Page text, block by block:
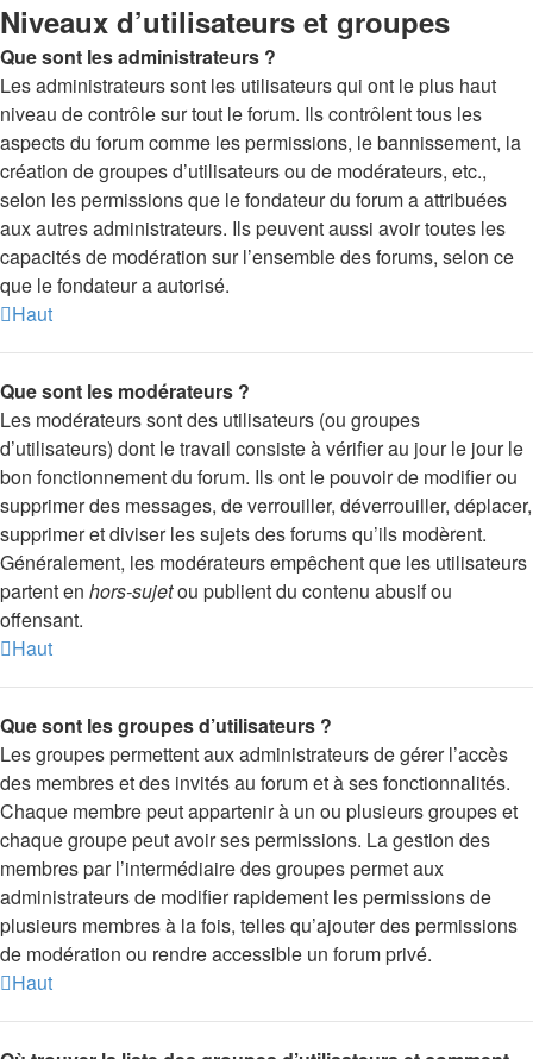
Niveaux d’utilisateurs et groupes
Que sont les administrateurs ?
Les administrateurs sont les utilisateurs qui ont le plus haut
niveau de contrôle sur tout le forum. Ils contrôlent tous les
aspects du forum comme les permissions, le bannissement, la
création de groupes d’utilisateurs ou de modérateurs, etc.,
selon les permissions que le fondateur du forum a attribuées
aux autres administrateurs. Ils peuvent aussi avoir toutes les
capacités de modération sur l’ensemble des forums, selon ce
que le fondateur a autorisé.
Haut
Que sont les modérateurs ?
Les modérateurs sont des utilisateurs (ou groupes
d’utilisateurs) dont le travail consiste à vérifier au jour le jour le
bon fonctionnement du forum. Ils ont le pouvoir de modifier ou
supprimer des messages, de verrouiller, déverrouiller, déplacer,
supprimer et diviser les sujets des forums qu’ils modèrent.
Généralement, les modérateurs empêchent que les utilisateurs
partent en hors-sujetou publient du contenu abusif ou
offensant.
Haut
Que sont les groupes d’utilisateurs ?
Les groupes permettent aux administrateurs de gérer l’accès
des membres et des invités au forum et à ses fonctionnalités.
Chaque membre peut appartenir à un ou plusieurs groupes et
chaque groupe peut avoir ses permissions. La gestion des
membres par l’intermédiaire des groupes permet aux
administrateurs de modifier rapidement les permissions de
plusieurs membres à la fois, telles qu’ajouter des permissions
de modération ou rendre accessible un forum privé.
Haut